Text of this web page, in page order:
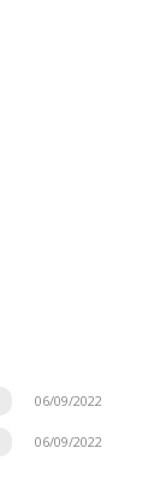
06/09/2022
06/09/2022